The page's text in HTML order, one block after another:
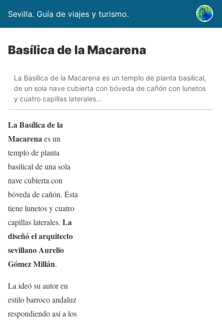
Sevilla. Guía de viajes y turismo.
Basílica de la Macarena
La Basílica de la Macarena es un templo de planta basilical,
de un sola nave cubierta con bóveda de cañón con lunetos
y cuatro capillas laterales...
La Basílica de la
Macarenaes un
templo de planta
basilical de una sola
nave cubierta con
bóveda de cañón. Ésta
tiene lunetos y cuatro
capillas laterales. La
diseñó el arquitecto
sevillano Aurelio
Gómez Millán.
La ideó su autor en
estilo barroco andaluz
respondiendo así a los